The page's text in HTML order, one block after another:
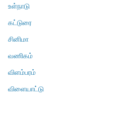
உள்நாடு
கட்டுரை
சினிமா
வணிகம்
விளம்பரம்
விளையாட்டு